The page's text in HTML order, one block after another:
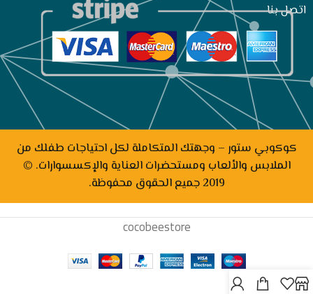
اتصل بنا
كوكوبي ستور – وجهتك المتكاملة لكل احتياجات طفلك من
الملابس والألعاب ومستحضرات العناية والإكسسوارات. ©
2019 جميع الحقوق محفوظة.
cocobeestore